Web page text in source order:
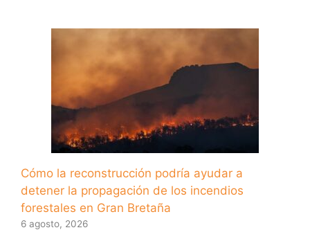
Cómo la reconstrucción podría ayudar a
detener la propagación de los incendios
forestales en Gran Bretaña
6 agosto, 2026